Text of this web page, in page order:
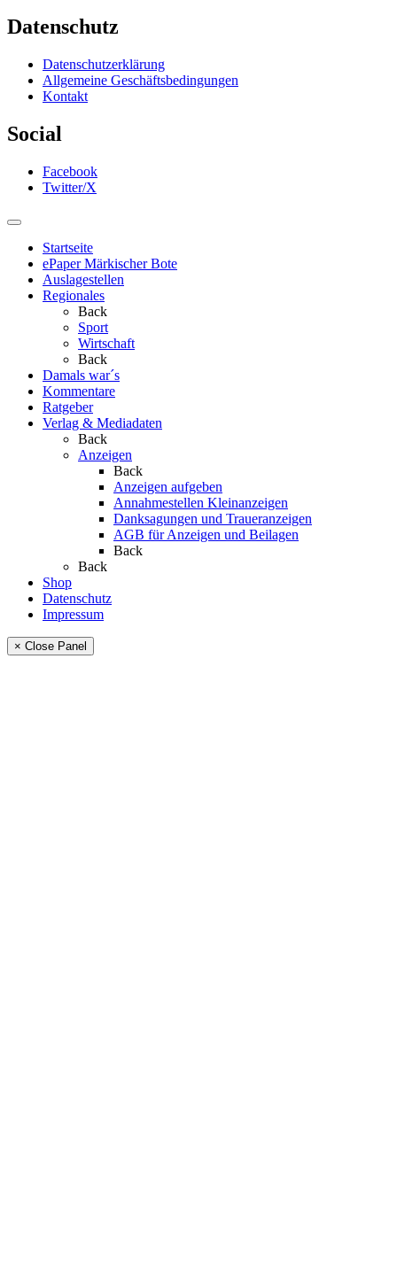
Datenschutz
Datenschutzerklärung
Allgemeine Geschäftsbedingungen
Kontakt
Social
Facebook
Twitter/X
Startseite
ePaper Märkischer Bote
Auslagestellen
Regionales
Back
Sport
Wirtschaft
Back
Damals war´s
Kommentare
Ratgeber
Verlag & Mediadaten
Back
Anzeigen
Back
Anzeigen aufgeben
Annahmestellen Kleinanzeigen
Danksagungen und Traueranzeigen
AGB für Anzeigen und Beilagen
Back
Back
Shop
Datenschutz
Impressum
× Close Panel